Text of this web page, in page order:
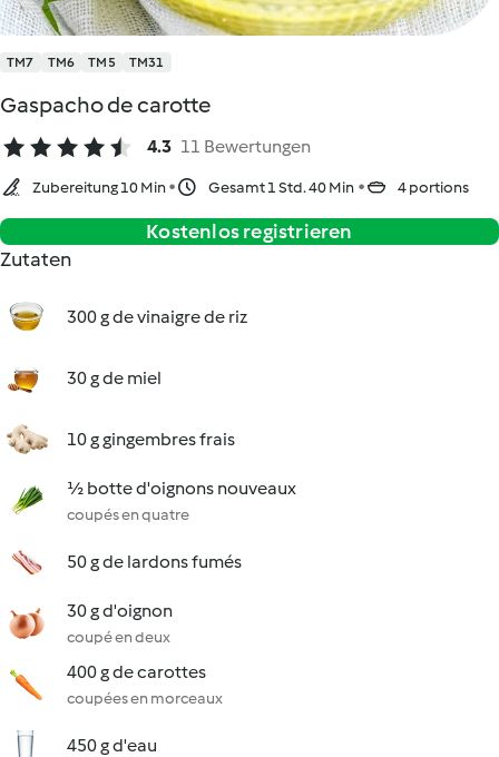
TM7 TM6 TM5 TM31
Gaspacho de carotte
4.3 11 Bewertungen
Zubereitung 10 Min Gesamt 1 Std. 40 Min 4 portions
Kostenlos registrieren
Zutaten
300 g de vinaigre de riz
30 g de miel
10 g gingembres frais
½ botte d'oignons nouveaux
coupés en quatre
50 g de lardons fumés
30 g d'oignon
coupé en deux
400 g de carottes
coupées en morceaux
450 g d'eau